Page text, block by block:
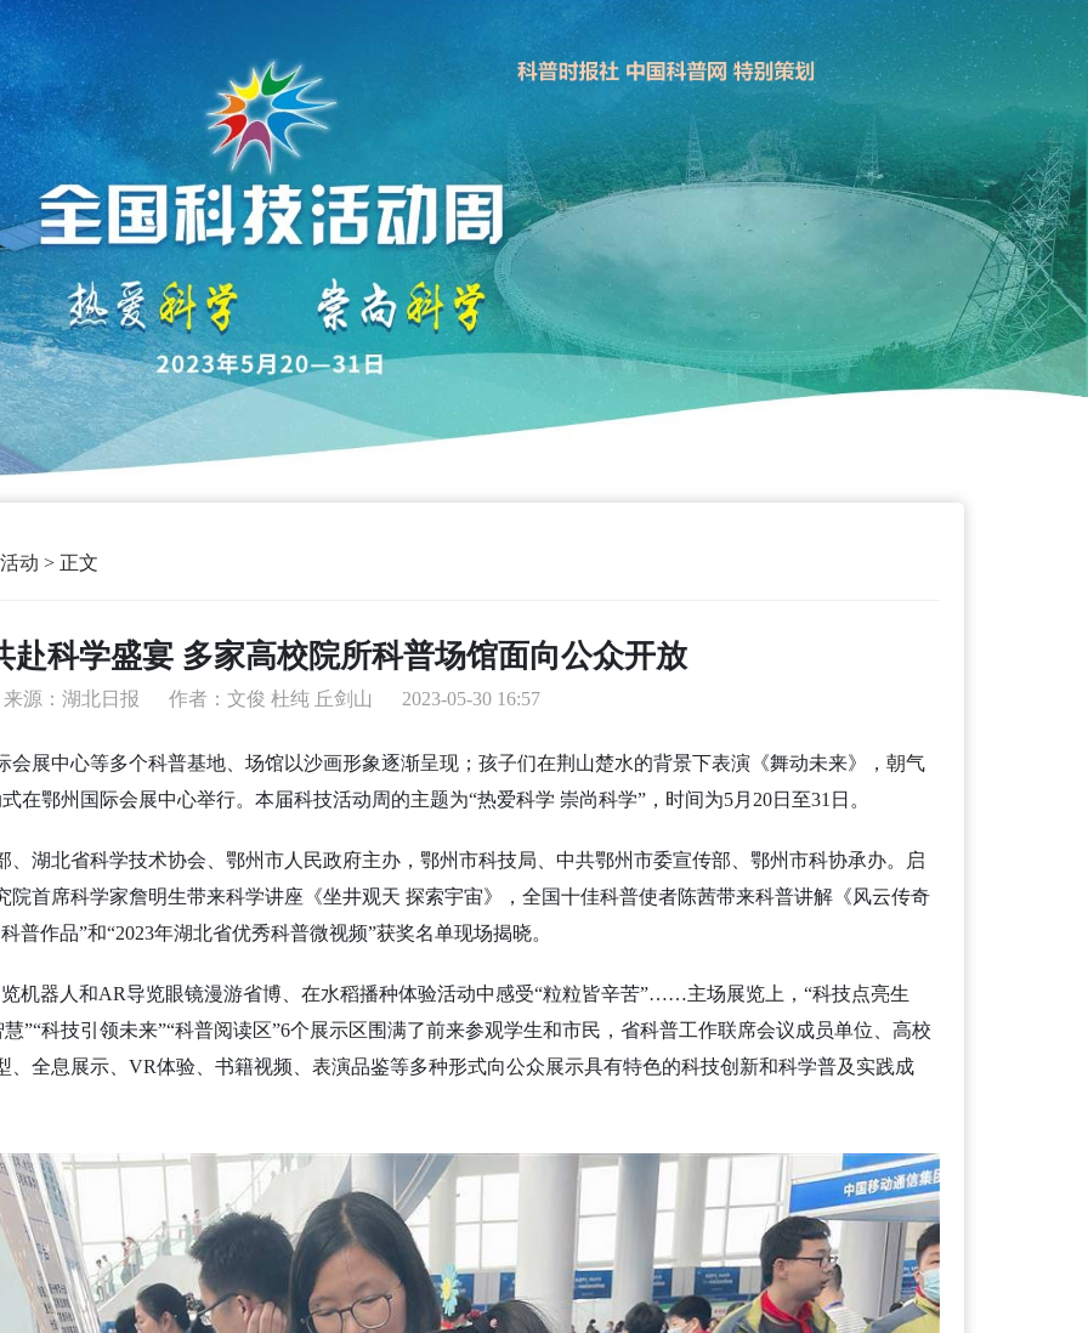
动 > 正文
赴科学盛宴 多家高校院所科普场馆面向公众开放
来源：湖北日报 作者：文俊 杜纯 丘剑山 2023-05-30 16:57
会展中心等多个科普基地、场馆以沙画形象逐渐呈现；孩子们在荆山楚水的背景下表演《舞动未来》，朝气
在鄂州国际会展中心举行。本届科技活动周的主题为“热爱科学 崇尚科学”，时间为5月20日至31日。
湖北省科学技术协会、鄂州市人民政府主办，鄂州市科技局、中共鄂州市委宣传部、鄂州市科协承办。启
首席科学家詹明生带来科学讲座《坐井观天 探索宇宙》，全国十佳科普使者陈茜带来科普讲解《风云传奇
作品”和“2023年湖北省优秀科普微视频”获奖名单现场揭晓。
机器人和AR导览眼镜漫游省博、在水稻播种体验活动中感受“粒粒皆辛苦”……主场展览上，“科技点亮生
”“科技引领未来”“科普阅读区”6个展示区围满了前来参观学生和市民，省科普工作联席会议成员单位、高校
全息展示、VR体验、书籍视频、表演品鉴等多种形式向公众展示具有特色的科技创新和科学普及实践成